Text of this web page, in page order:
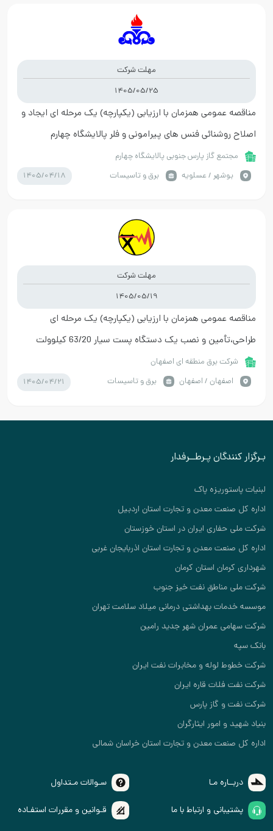
مهلت شرکت
1405/05/25
مناقصه عمومی همزمان با ارزیابی (یکپارچه) یک مرحله ای ایجاد و
اصلاح روشنائی فنس های پیرامونی و فلر پالایشگاه چهارم
مجتمع گاز پارس جنوبی پالایشگاه چهارم
بوشهر / عسلویه
برق و تاسیسات 1405/04/18
مهلت شرکت
1405/05/19
مناقصه عمومی همزمان با ارزیابی (یکپارچه) یک مرحله ای
طراحی،تأمین و نصب یک دستگاه پست سیار 63/20 کیلوولت
LPGIS بصورت EPC در پست 63/20 کیلوولت بهارستان 3شرکت برق منطقه ای اصفهان
اصفهان / اصفهان
برق و تاسیسات 1405/04/21
بـرگزار کنندگان پـرطــرفدار
لبنیات پاستوریزه پاک
اداره کل صنعت معدن و تجارت استان اردبیل
شرکت ملی حفاری ایران در استان خوزستان
اداره کل صنعت معدن و تجارت استان اذربایجان غربی
شهرداری کرمان استان کرمان
شرکت ملی مناطق نفت خیز جنوب
موسسه خدمات بهداشتی درمانی میلاد سلامت تهران
شرکت سهامی عمران شهر جدید رامین
بانک سپه
شرکت خطوط لوله و مخابرات نفت ایران
شرکت نفت فلات قاره ایران
شرکت نفت و گاز پارس
بنیاد شهید و امور ایثارگران
اداره کل صنعت معدن و تجارت استان خراسان شمالی
دربــاره مـا سـوالات مـتداول
پشتیبانی و ارتباط با ما قـوانین و مقررات استفـاده